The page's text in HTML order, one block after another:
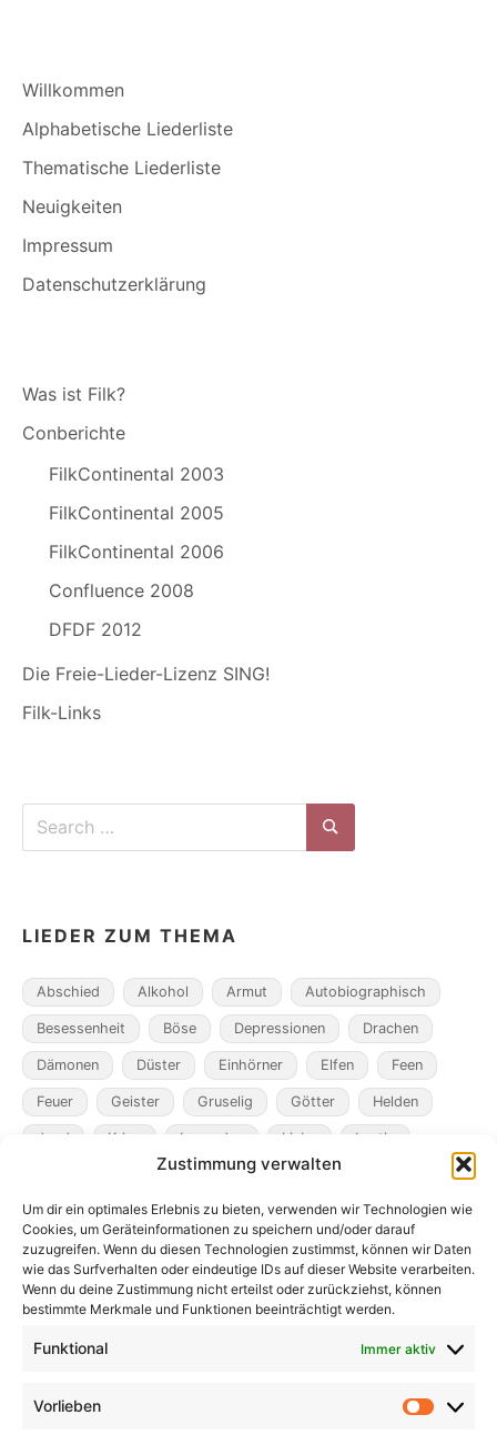
Zustimmung verwalten
Um dir ein optimales Erlebnis zu bieten, verwenden wir Technologien wie
Cookies, um Geräteinformationen zu speichern und/oder darauf
zuzugreifen. Wenn du diesen Technologien zustimmst, können wir Daten
wie das Surfverhalten oder eindeutige IDs auf dieser Website verarbeiten.
Wenn du deine Zustimmung nicht erteilst oder zurückziehst, können
bestimmte Merkmale und Funktionen beeinträchtigt werden.
Funktional Immer aktiv
Vorlieben
Willkommen
Alphabetische Liederliste
Thematische Liederliste
Neuigkeiten
Impressum
Datenschutzerklärung
Was ist Filk?
Conberichte
FilkContinental 2003
FilkContinental 2005
FilkContinental 2006
Confluence 2008
DFDF 2012
Die Freie-Lieder-Lizenz SING!
Filk-Links
Search
Search
LIEDER ZUM THEMA
Abschied Alkohol Armut Autobiographisch
Besessenheit Böse Depressionen Drachen
Dämonen Düster Einhörner Elfen Feen
Feuer Geister Gruselig Götter Helden
Jagd Krieg Legenden Liebe Lustig
Metamorphosen Mord Pakte
Pandemie Pest Rache Rollenspiel Roman
Räuber Satire Schiffe Schräg Tiere
Tod Traum Verlust Verwechselte Identität